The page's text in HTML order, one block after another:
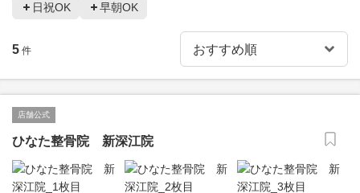
日祝OK 早朝OK
5 件
店舗公式
ひなた整骨院 新深江院